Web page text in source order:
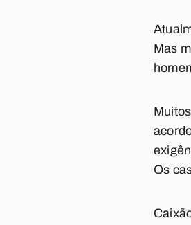
Mas
Os